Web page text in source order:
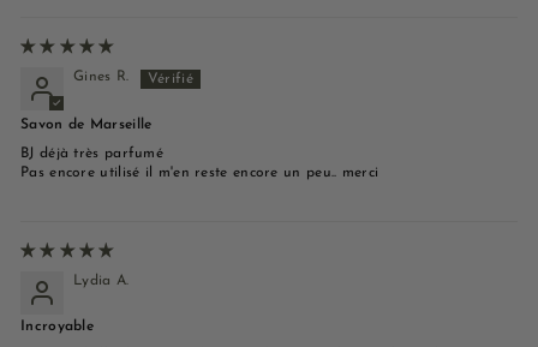
Gines R.
Savon de Marseille
BJ déjà très parfumé
Pas encore utilisé il m'en reste encore un peu.. merci
Lydia A.
Incroyable